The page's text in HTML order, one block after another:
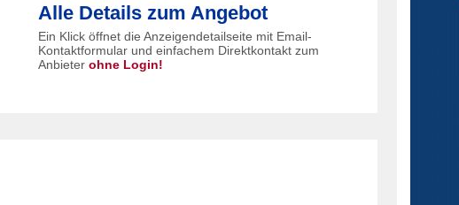
Alle Details zum Angebot
Ein Klick öffnet die Anzeigendetailseite mit Email-
Kontaktformular und einfachem Direktkontakt zum
Anbieter ohne Login!